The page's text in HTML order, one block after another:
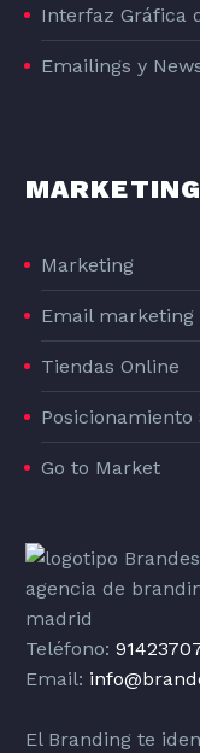
Interfaz Gráfica
Emailings y
MARKETING
Marketing
Email marketing
Tiendas Online
Posicionamiento
Go to Market
Teléfono:
Email:
El Branding te